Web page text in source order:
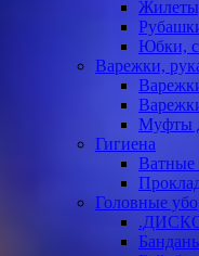
Юбки,
Варежки,
Муфты
Гигиена
Ватные
Головные